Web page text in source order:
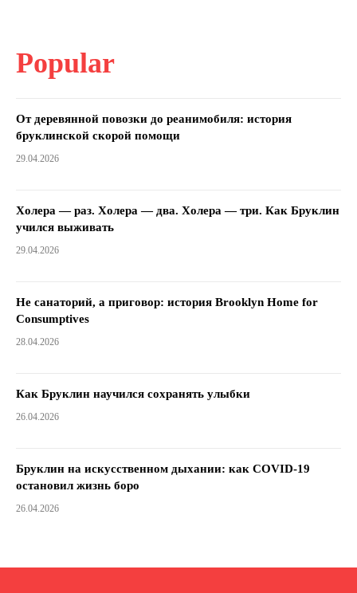
Popular
От деревянной повозки до реанимобиля: история
бруклинской скорой помощи
29.04.2026
Холера — раз. Холера — два. Холера — три. Как Бруклин
учился выживать
29.04.2026
Не санаторий, а приговор: история Brooklyn Home for
Consumptives
28.04.2026
Как Бруклин научился сохранять улыбки
26.04.2026
Бруклин на искусственном дыхании: как COVID-19
остановил жизнь боро
26.04.2026